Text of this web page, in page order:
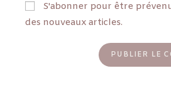
S'abonner pour être
des nouveaux articles.